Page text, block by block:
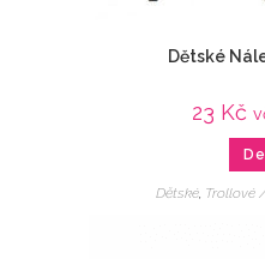
Dětské
23 Kč
Dětské, Trollové